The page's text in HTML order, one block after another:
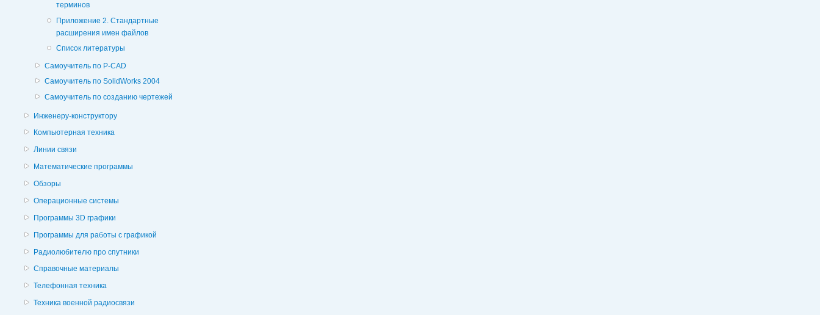
терминов
Приложение 2. Стандартные
расширения имен файлов
Список литературы
Самоучитель по P-CAD
Самоучитель по SolidWorks 2004
Самоучитель по созданию чертежей
Инженеру-конструктору
Компьютерная техника
Линии связи
Математические программы
Обзоры
Операционные системы
Программы 3D графики
Программы для работы с графикой
Радиолюбителю про спутники
Справочные материалы
Телефонная техника
Техника военной радиосвязи